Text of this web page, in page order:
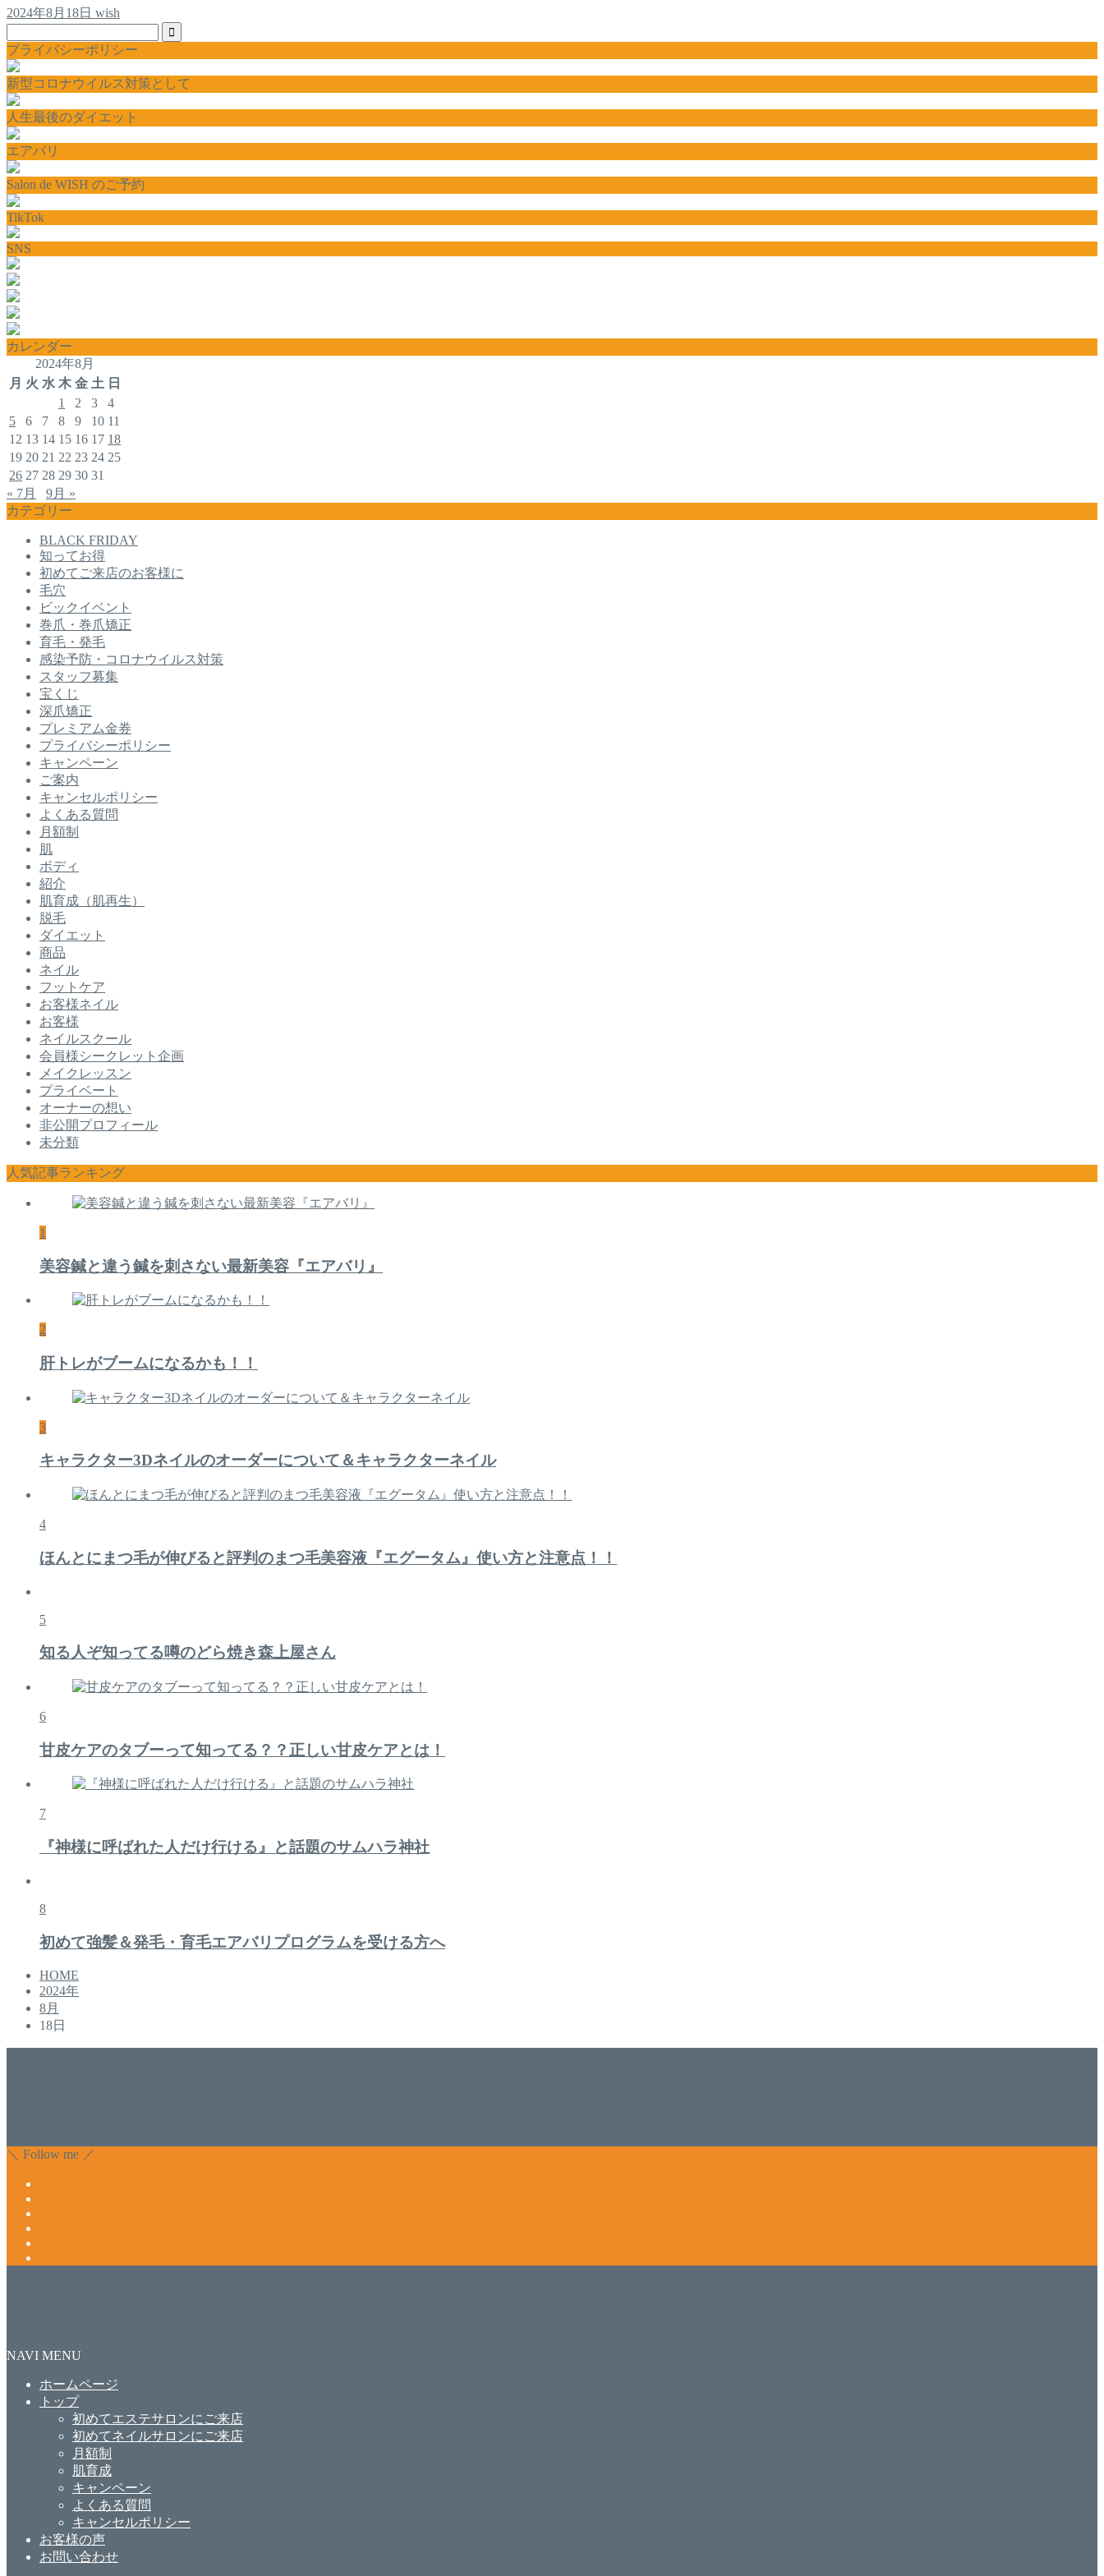
2024年8月18日 wish
プライバシーポリシー
新型コロナウイルス対策として
人生最後のダイエット
エアバリ
Salon de WISH のご予約
TikTok
SNS
カレンダー
2024年8月
月 火 水 木 金 土 日
1
2 3
4
5
6 7 8 9 10 11
12 13 14 15 16 17 18
19 20 21 22 23 24 25
26 27 28 29 30 31
« 7月
9月 »
カテゴリー
BLACK FRIDAY
知ってお得
初めてご来店のお客様に
毛穴
ビックイベント
巻爪・巻爪矯正
育毛・発毛
感染予防・コロナウイルス対策
スタッフ募集
宝くじ
深爪矯正
プレミアム金券
プライバシーポリシー
キャンペーン
ご案内
キャンセルポリシー
よくある質問
月額制
肌
ボディ
紹介
肌育成（肌再生）
脱毛
ダイエット
商品
ネイル
フットケア
お客様ネイル
お客様
ネイルスクール
会員様シークレット企画
メイクレッスン
プライベート
オーナーの想い
非公開プロフィール
未分類
人気記事ランキング
1
美容鍼と違う鍼を刺さない最新美容『エアバリ』
2
肝トレがブームになるかも！！
3
キャラクター3Dネイルのオーダーについて＆キャラクターネイル
4
ほんとにまつ毛が伸びると評判のまつ毛美容液『エグータム』使い方と注意点！！
5
知る人ぞ知ってる噂のどら焼き森上屋さん
6
甘皮ケアのタブーって知ってる？？正しい甘皮ケアとは！
7
『神様に呼ばれた人だけ行ける』と話題のサムハラ神社
8
初めて強髪＆発毛・育毛エアバリプログラムを受ける方へ
HOME
2024年
8月
18日
＼ Follow me ／
NAVI MENU
ホームページ
トップ
初めてエステサロンにご来店
初めてネイルサロンにご来店
月額制
肌育成
キャンペーン
よくある質問
キャンセルポリシー
お客様の声
お問い合わせ